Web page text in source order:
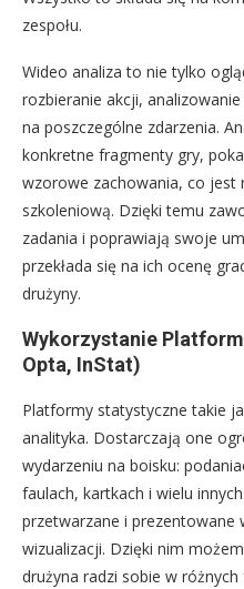
zespołu.
Wideo analiza to nie tylko
rozbieranie akcji,
na poszczególne zdarzenia.
konkretne fragmenty gry,
wzorowe zachowania, co jest
szkoleniową. Dzięki temu
zadania i poprawiają swoje
przekłada się na ich ocenę
drużyny.
Wykorzystanie
Opta, InStat)
Platformy statystyczne takie
analityka. Dostarczają one
wydarzeniu na boisku:
faulach, kartkach i wielu
przetwarzane i
wizualizacji. Dzięki nim
drużyna radzi sobie w